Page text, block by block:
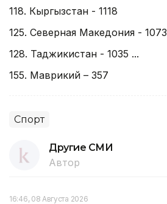
118. Кыргызстан - 1118
125. Северная Македония - 1073
128. Таджикистан - 1035 ...
155. Маврикий – 357
Спорт
Другие СМИ
Автор
16:46, 08 Августа 2026